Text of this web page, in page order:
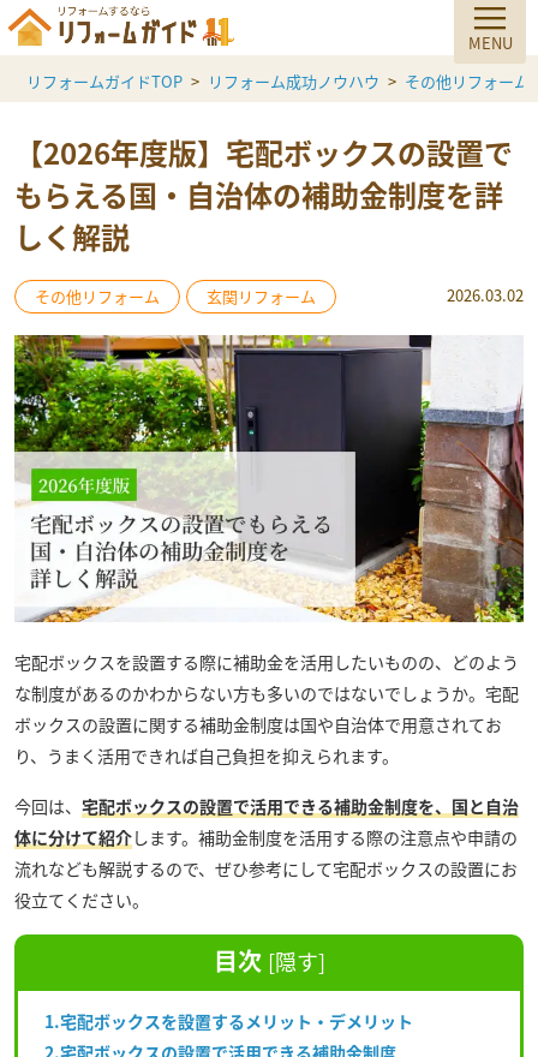
リフォームガイドTOP リフォーム成功ノウハウ その他リフォーム
【2026年度版】宅配ボックスの設置で
もらえる国・自治体の補助金制度を詳
しく解説
その他リフォーム 玄関リフォーム 2026.03.02
宅配ボックスを設置する際に補助金を活用したいものの、どのよう
な制度があるのかわからない方も多いのではないでしょうか。宅配
ボックスの設置に関する補助金制度は国や自治体で用意されてお
り、うまく活用できれば自己負担を抑えられます。
今回は、 宅配ボックスの設置で活用できる補助金制度を、国と自治
体に分けて紹介します。補助金制度を活用する際の注意点や申請の
流れなども解説するので、ぜひ参考にして宅配ボックスの設置にお
役立てください。
目次 [隠す]
1.宅配ボックスを設置するメリット・デメリット
2.宅配ボックスの設置で活用できる補助金制度